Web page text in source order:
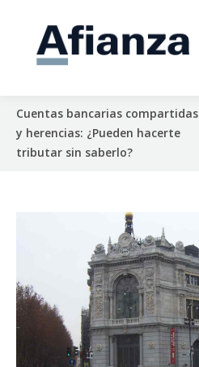
Cuentas bancarias compartidas
y herencias: ¿Pueden hacerte
tributar sin saberlo?